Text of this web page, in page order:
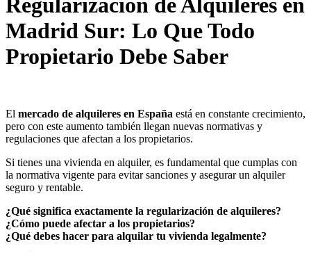
Madrid Sur: Lo Que Todo
Propietario Debe Saber
El mercado de alquileres en España está en constante crecimiento,
pero con este aumento también llegan nuevas normativas y
regulaciones que afectan a los propietarios.
Si tienes una vivienda en alquiler, es fundamental que cumplas con
la normativa vigente para evitar sanciones y asegurar un alquiler
seguro y rentable.
¿Qué significa exactamente la regularización de alquileres?
¿Cómo puede afectar a los propietarios?
¿Qué debes hacer para alquilar tu vivienda legalmente?